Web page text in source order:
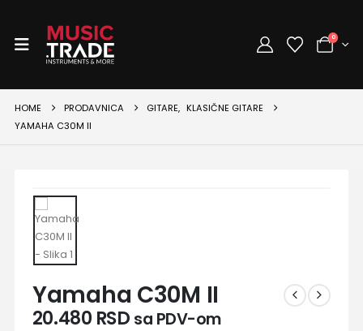
0
HOME PRODAVNICA GITARE, KLASIČNE GITARE
YAMAHA C30M II
Yamaha C30M II
20.480 RSD sa PDV-om